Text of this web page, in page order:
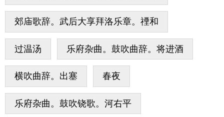
郊庙歌辞。武后大享拜洛乐章。禋和
过温汤 乐府杂曲。鼓吹曲辞。将进酒
横吹曲辞。出塞 春夜
乐府杂曲。鼓吹铙歌。河右平